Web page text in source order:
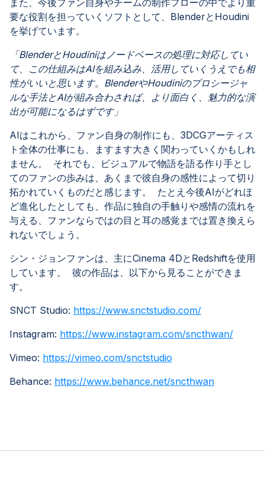
要な役割を担っていくソフトとして、BlenderとHoudini
を挙げています。
「BlenderとHoudiniはノードベースの処理に対応してい
て、この仕組みはAIを組み込み、活用していくうえでも相
性がいいと思います。BlenderやHoudiniのプロシージャ
ルな手法とAIが組み合わされば、より面白く、魅力的な演
出が可能になるはずです」
AIはこれから、ファン自身の制作にも、3DCGアーティス
ト全体の仕事にも、ますます大きく関わっていくかもしれ
ません。 それでも、ビジュアルで物語を語る作り手とし
てのファンの歩みは、あくまで彼自身の感性によって切り
拓かれていくものだと感じます。 たとえ今後AIがどれほ
ど進化したとしても、作品に独自の手触りや感情の流れを
与える、ファンならではの目と耳の感覚までは置き換えら
れないでしょう。
シン・ジョンファンは、主にCinema 4DとRedshiftを使用
しています。 彼の作品は、以下から見ることができま
す。
SNCT Studio: https://www.snctstudio.com/
Instagram: https://www.instagram.com/sncthwan/
Vimeo: https://vimeo.com/snctstudio
Behance: https://www.behance.net/sncthwan